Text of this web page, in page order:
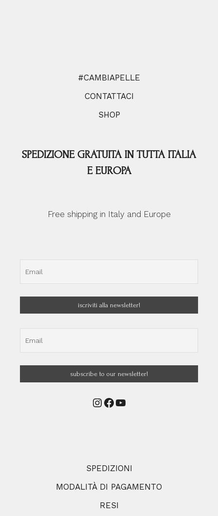
#CAMBIAPELLE
CONTATTACI
SHOP
SPEDIZIONE GRATUITA IN TUTTA ITALIA
E EUROPA
Free shipping in Italy and Europe
Instagram
Facebook
YouTube
SPEDIZIONI
MODALITÀ DI PAGAMENTO
RESI